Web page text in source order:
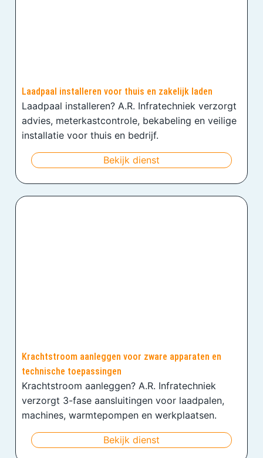
Laadpaal installeren voor thuis en zakelijk laden
Laadpaal installeren? A.R. Infratechniek verzorgt
advies, meterkastcontrole, bekabeling en veilige
installatie voor thuis en bedrijf.
Bekijk dienst
Krachtstroom aanleggen voor zware apparaten en
technische toepassingen
Krachtstroom aanleggen? A.R. Infratechniek
verzorgt 3-fase aansluitingen voor laadpalen,
machines, warmtepompen en werkplaatsen.
Bekijk dienst